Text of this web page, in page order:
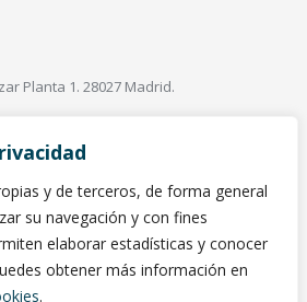
y de terceros, de forma general
su navegación y con fines
elaborar estadísticas y conocer
obtener más información en
.
Planta 1. 28027 Madrid.